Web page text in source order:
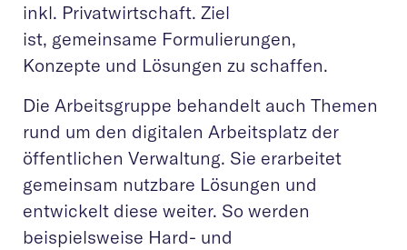
inkl. Privatwirtschaft. Ziel
ist, gemeinsame Formulierungen,
Konzepte und Lösungen zu schaffen.
Die Arbeitsgruppe behandelt auch Themen
rund um den digitalen Arbeitsplatz der
öffentlichen Verwaltung. Sie erarbeitet
gemeinsam nutzbare Lösungen und
entwickelt diese weiter. So werden
beispielsweise Hard- und